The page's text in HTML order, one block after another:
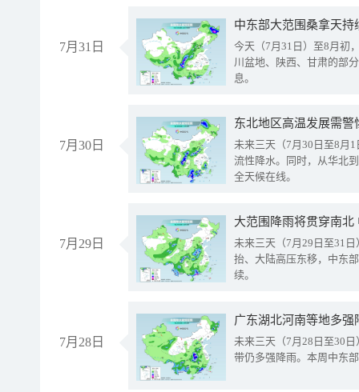
7月31日
中东部大范围桑拿天
今天（7月31日）至8月初
川盆地、陕西、甘肃的部
息。
7月30日
东北地区高温发展需
未来三天（7月30日至8月
流性降水。同时，从华北
全天候在线。
7月29日
大范围降雨将贯穿南
未来三天（7月29日至31
抬、大陆高压东移，中东
续。
7月28日
广东湖北河南等地多
未来三天（7月28日至30
带仍多强降雨。本周中东